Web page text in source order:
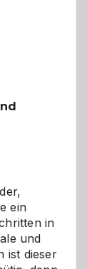
ein
in
und
ist dieser